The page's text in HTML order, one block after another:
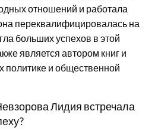
отношений и работала
переквалифицировалась на
больших успехов в этой
является автором книг и
политике и общественной
Лидия встречала